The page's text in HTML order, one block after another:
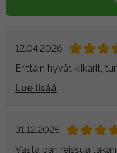
12.04.2026
Erittäin hyvät kiikarit,
Lue lisää
31.12.2025
Vasta pari reissua